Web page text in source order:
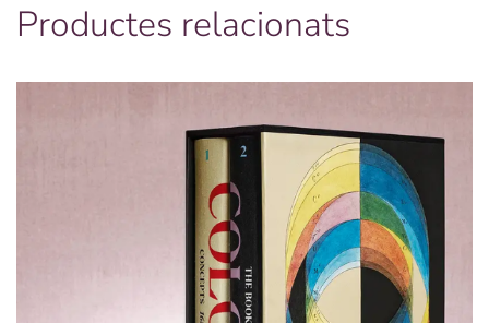
Productes relacionats